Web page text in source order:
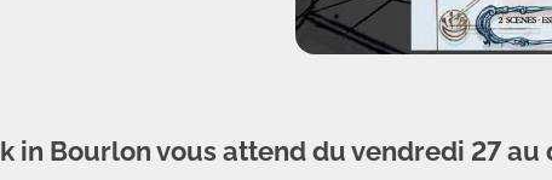
in Bourlon vous attend du vendredi 27